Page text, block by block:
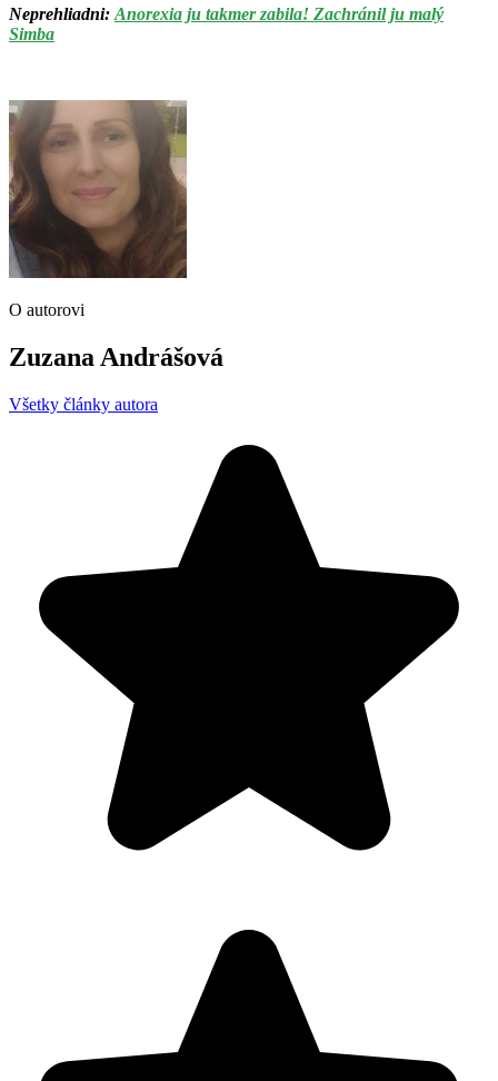
Neprehliadni: Anorexia ju takmer zabila! Zachránil ju malý
Simba
O autorovi
Zuzana Andrášová
Všetky články autora